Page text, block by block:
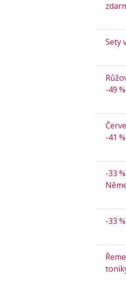
Sety
-49 %
-41 %
-33
-33